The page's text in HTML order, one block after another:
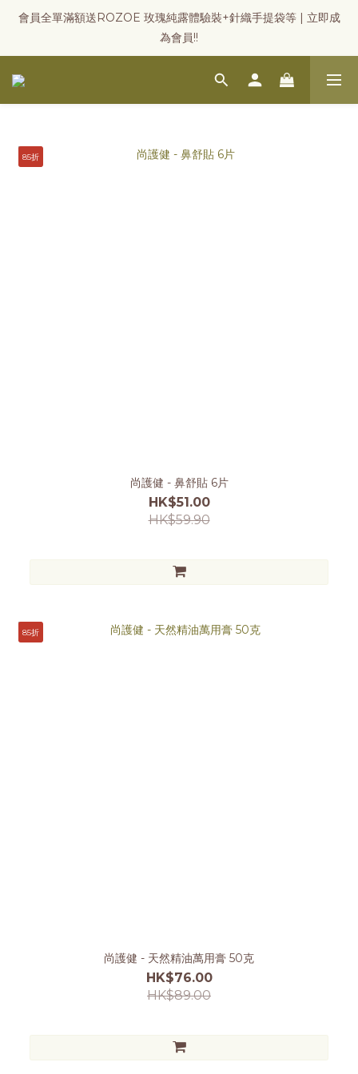
會員全單滿額送ROZOE 玫瑰純露體驗裝+針織手提袋等 | 立即成
為會員!!
85折
尚護健 - 鼻舒貼 6片
HK$51.00
HK$59.90
85折
尚護健 - 天然精油萬用膏 50克
HK$76.00
HK$89.00